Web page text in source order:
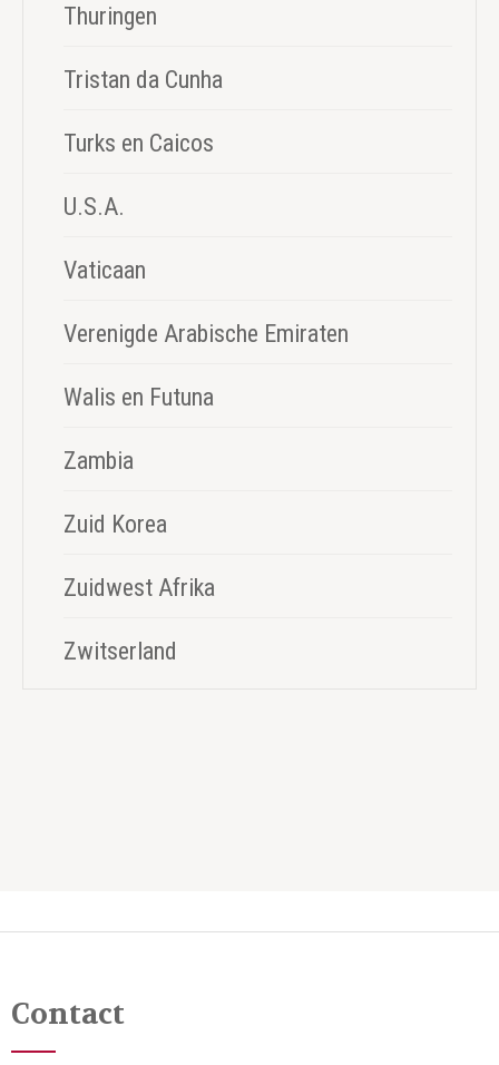
Thuringen
Tristan da Cunha
Turks en Caicos
U.S.A.
Vaticaan
Verenigde Arabische Emiraten
Walis en Futuna
Zambia
Zuid Korea
Zuidwest Afrika
Zwitserland
Contact